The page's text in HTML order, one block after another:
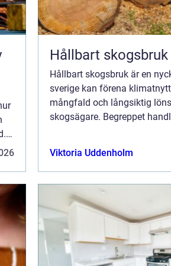
Hållbart skogsbruk
Hållbart skogsbruk är en
sverige kan förena
mångfald och långsiktig
skogsägare. Begreppet
Viktoria Uddenholm